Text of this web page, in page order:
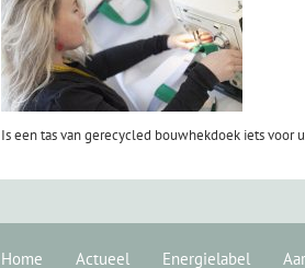
Is een tas van gerecycled bouwhekdoek iets voor
Home Actueel Energielabel